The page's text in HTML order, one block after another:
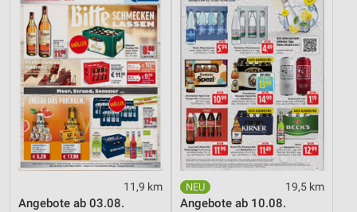
11,9 km
Angebote ab 03.08.
19,5 km
Angebote ab 10.08.
Performance
Funktional
Werbung